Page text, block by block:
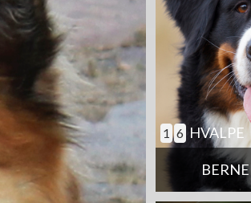
1 6 HVALPE